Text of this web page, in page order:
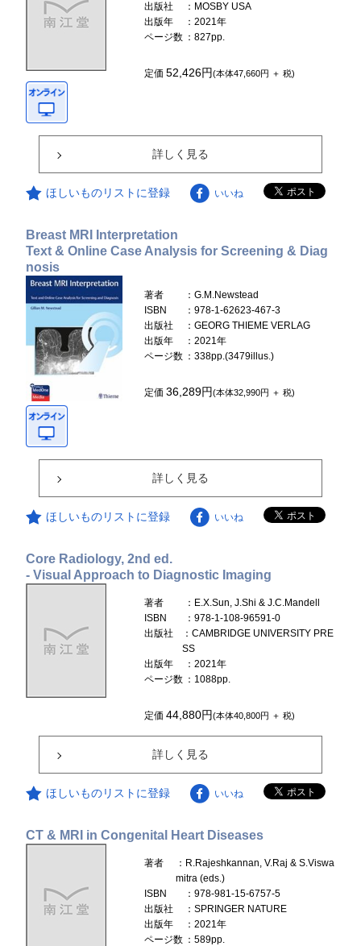
出版社
：MOSBY USA
出版年
：2021年
ページ数 ：827pp.
定価52,426円(本体47,660円 ＋ 税)
詳しく見る
ほしいものリストに登録 いいね
Breast MRI Interpretation
Text & Online Case Analysis for Screening & Diag
nosis
著者
：G.M.Newstead
ISBN
：978-1-62623-467-3
出版社
：GEORG THIEME VERLAG
出版年
：2021年
ページ数 ：338pp.(3479illus.)
定価36,289円(本体32,990円 ＋ 税)
詳しく見る
ほしいものリストに登録 いいね
Core Radiology, 2nd ed.
- Visual Approach to Diagnostic Imaging
著者
：E.X.Sun, J.Shi & J.C.Mandell
ISBN
：978-1-108-96591-0
出版社
：CAMBRIDGE UNIVERSITY PRE
SS
出版年
：2021年
ページ数 ：1088pp.
定価44,880円(本体40,800円 ＋ 税)
詳しく見る
ほしいものリストに登録 いいね
CT & MRI in Congenital Heart Diseases
著者
：R.Rajeshkannan, V.Raj & S.Viswa
mitra (eds.)
ISBN
：978-981-15-6757-5
出版社
：SPRINGER NATURE
出版年
：2021年
ページ数 ：589pp.